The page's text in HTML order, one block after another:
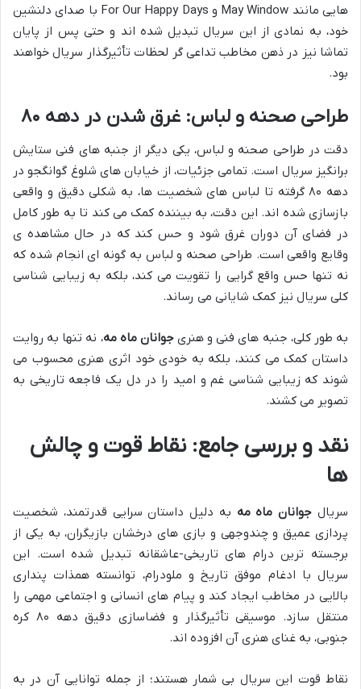
هایی مانند May Window و For Our Happy Days با صدای دلنشین
خود، به نمادی از این سریال تبدیل شده اند و حتی پس از پایان
تماشا نیز در ذهن مخاطب تداعی گر لحظات تأثیرگذار سریال خواهند
بود.
طراحی صحنه و لباس: غرق شدن در دهه ۸۰
دقت در طراحی صحنه و لباس، یکی دیگر از جنبه های فنی ستایش
برانگیز سریال است. تمامی جزئیات، از خیابان های شلوغ گوانگجو در
دهه ۸۰ گرفته تا لباس های شخصیت ها، به شکلی دقیق و واقعی
بازسازی شده اند. این دقت، به بیننده کمک می کند تا به طور کامل
در فضای آن دوران غرق شود و حس کند که در حال مشاهده ی
وقایع واقعی است. طراحی صحنه و لباس به گونه ای انجام شده که
نه تنها حس واقع گرایی را تقویت می کند، بلکه به زیبایی شناسی
کلی سریال نیز کمک شایانی می رساند.
به طور کلی، جنبه های فنی و هنریجوانان ماه مه، نه تنها به روایت
داستان کمک می کنند، بلکه به خودی خود اثری هنری محسوب می
شوند که زیبایی شناسی غم و امید را در دل یک فاجعه تاریخی به
تصویر می کشند.
نقد و بررسی جامع: نقاط قوت و چالش
ها
سریال جوانان ماه مه به دلیل داستان سرایی قدرتمند، شخصیت
پردازی عمیق و چندوجهی و بازی های درخشان بازیگران، به یکی از
برجسته ترین درام های تاریخی-عاشقانه تبدیل شده است. این
سریال با ادغام موفق تاریخ و ملودرام، توانسته همذات پنداری
بالایی در مخاطب ایجاد کند و پیام های انسانی و اجتماعی مهمی را
منتقل سازد. موسیقی تأثیرگذار و فضاسازی دقیق دهه ۸۰ کره
جنوبی، به غنای هنری آن افزوده اند.
نقاط قوت این سریال بی شمار هستند؛ از جمله توانایی آن در به